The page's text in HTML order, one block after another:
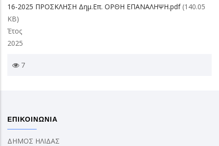
16-2025 ΠΡΟΣΚΛΗΣΗ Δημ.Επ. ΟΡΘΗ ΕΠΑΝΑΛΗΨΗ.pdf (140.05
KB)
Έτος
2025
7
ΕΠΙΚΟΙΝΩΝΙΑ
ΔΗΜΟΣ ΗΛΙΔΑΣ